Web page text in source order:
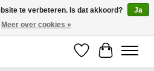
gratis geleverd!
Verlanglijst
te verbeteren. Is dat akkoord?
Ja
Meer over cookies »